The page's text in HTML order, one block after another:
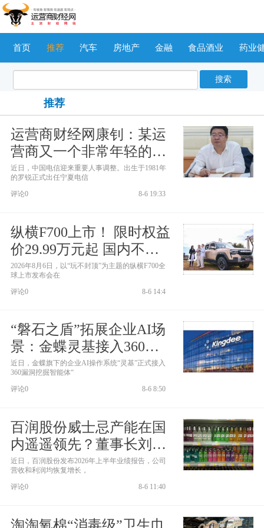
首页 推荐 汽车 房地产 金融 食品酒业 药业
搜索
推荐
运营商财经网康钊：某运
营商又一个非常年轻的省
公司总经理上任！ 估计是
第三个80后的二级正职
近日，中国电信迎来重要人事调整。出生于1981年
的罗锐正式出任宁夏电信
评论0
8-6 19:33
纵横F700上市！ 限时权益
价29.99万元起 国内不多
见的豪华越野皮卡！
2026年8月6日，以“玩不封顶”为主题的纵横F700全
球上市发布会在
评论0
8-6 14:4
“磐石之盾”拓展企业AI场
景：金蝶灵基接入360图
龙锋
近日，金蝶旗下的企业AI操作系统“灵基”正式接入
360漏洞挖掘智能体“
评论0
8-6 8:50
百润股份威士忌产能在国
内遥遥领先？董事长刘晓
东还要花13亿加码
近日，百润股份发布2026年上半年业绩报告，公司
营收和利润均恢复增长，
评论0
8-6 11:40
淘淘氧棉“消毒级”卫生巾